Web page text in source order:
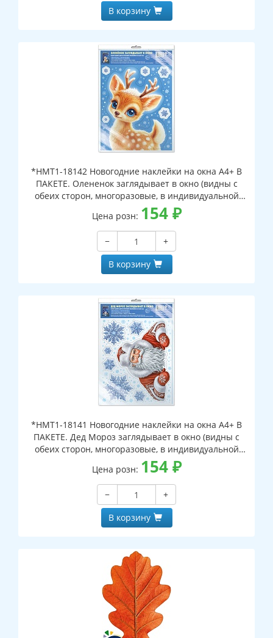
В корзину
*НМТ1-18142 Новогодние наклейки на окна А4+ В
ПАКЕТЕ. Олененок заглядывает в окно (видны с
обеих сторон, многоразовые, в индивидуальной
упаковке, с европодвесом и клеевым клапаном)
Цена розн: 154₽
−
+
В корзину
*НМТ1-18141 Новогодние наклейки на окна А4+ В
ПАКЕТЕ. Дед Мороз заглядывает в окно (видны с
обеих сторон, многоразовые, в индивидуальной
упаковке, с европодвесом и клеевым клапаном)
Цена розн: 154₽
−
+
В корзину